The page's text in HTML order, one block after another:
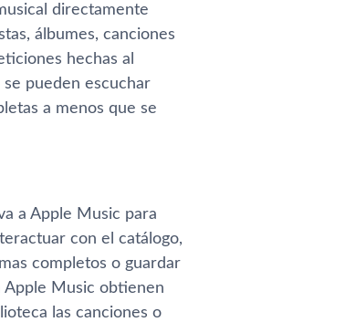
directamente
álbumes, canciones
hechas al
pueden escuchar
a menos que se
a Apple Music para
con el catálogo,
completos o guardar
Apple Music obtienen
las canciones o